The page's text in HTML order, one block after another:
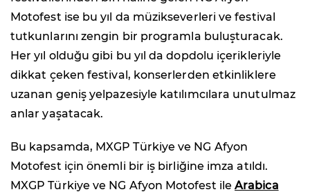
Motofest ise bu yıl da müzikseverleri ve festival
tutkunlarını zengin bir programla buluşturacak.
Her yıl olduğu gibi bu yıl da dopdolu içerikleriyle
dikkat çeken festival, konserlerden etkinliklere
uzanan geniş yelpazesiyle katılımcılara unutulmaz
anlar yaşatacak.
Bu kapsamda, MXGP Türkiye ve NG Afyon
Motofest için önemli bir iş birliğine imza atıldı.
MXGP Türkiye ve NG Afyon Motofest ileArabica